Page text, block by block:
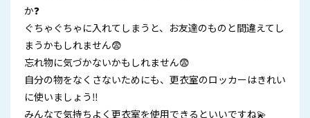
か❓
ぐちゃぐちゃに入れてしまうと、お友達のものと間違えてし
まうかもしれません😨
忘れ物に気づかないかもしれません😨
自分の物をなくさないためにも、更衣室のロッカーはきれい
に使いましょう‼
みんなで気持ちよく更衣室を使用できるといいですね💫